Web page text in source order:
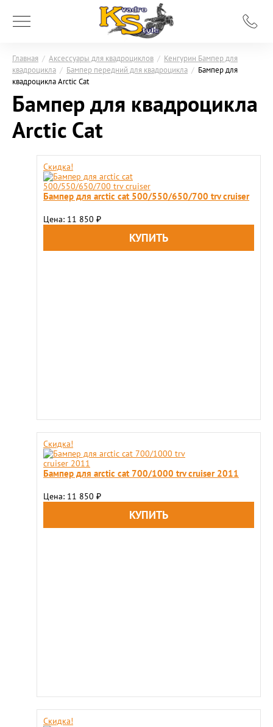
Главная / Аксессуары для квадроциклов / Кенгурин Бампер для
квадроцикла / Бампер передний для квадроцикла / Бампер для
квадроцикла Arctic Cat
Бампер для квадроцикла
Arctic Cat
Скидка!
Бампер для arctic cat 500/550/650/700 trv cruiser
Цена: 11 850 ₽
Скидка!
Бампер для arctic cat 700/1000 trv cruiser 2011
Цена: 11 850 ₽
Скидка!